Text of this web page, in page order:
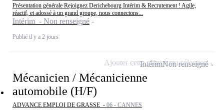
Présentation générale Rejoignez Derichebourg Intérim & Recrutement ! Agile,
réactif, et adossé à un grand groupe, nous connectons...
Intérim - Non renseigné
Publié il y a 2 jours
Mécanicien / Mécanicienne
automobile (H/F)
ADVANCE EMPLOI DE GRASSE - 06 - CANNES
IntérimNon renseigné
Ajouter cette offre à ma sélection